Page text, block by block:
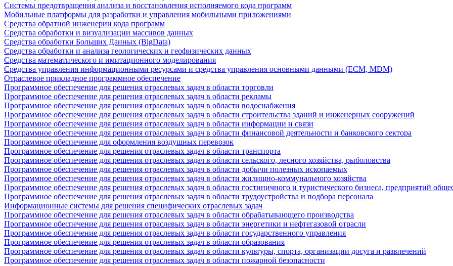
Системы предотвращения анализа и восстановления исполняемого кода программ
Мобильные платформы для разработки и управления мобильными приложениями
Средства обратной инженерии кода программ
Средства обработки и визуализации массивов данных
Средства обработки Больших Данных (BigData)
Средства обработки и анализа геологических и геофизических данных
Средства математического и имитационного моделирования
Средства управления информационными ресурсами и средства управления основными данными (ECM, MDM)
Отраслевое прикладное программное обеспечение
Программное обеспечение для решения отраслевых задач в области торговли
Программное обеспечение для решения отраслевых задач в области рекламы
Программное обеспечение для решения отраслевых задач в области водоснабжения
Программное обеспечение для решения отраслевых задач в области строительства зданий и инженерных сооружений
Программное обеспечение для решения отраслевых задач в области информации и связи
Программное обеспечение для решения отраслевых задач в области финансовой деятельности и банковского сектора
Программное обеспечение для оформления воздушных перевозок
Программное обеспечение для решения отраслевых задач в области транспорта
Программное обеспечение для решения отраслевых задач в области сельского, лесного хозяйства, рыболовства
Программное обеспечение для решения отраслевых задач в области добычи полезных ископаемых
Программное обеспечение для решения отраслевых задач в области жилищно-коммунального хозяйства
Программное обеспечение для решения отраслевых задач в области гостиничного и туристического бизнеса, предприятий
Программное обеспечение для решения отраслевых задач в области трудоустройства и подбора персонала
Информационные системы для решения специфических отраслевых задач
Программное обеспечение для решения отраслевых задач в области обрабатывающего производства
Программное обеспечение для решения отраслевых задач в области энергетики и нефтегазовой отрасли
Программное обеспечение для решения отраслевых задач в области государственного управления
Программное обеспечение для решения отраслевых задач в области образования
Программное обеспечение для решения отраслевых задач в области культуры, спорта, организации досуга и развлечений
Программное обеспечение для решения отраслевых задач в области пожарной безопасности